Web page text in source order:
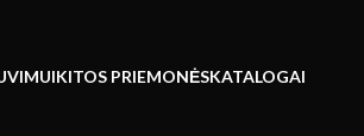
KITOS PRIEMONĖSKATALOGAI